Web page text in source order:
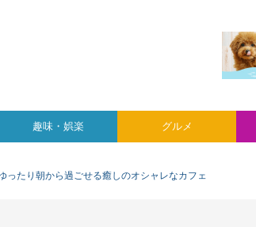
趣味・娯楽 グルメ
たり朝から過ごせる癒しのオシャレなカフェ